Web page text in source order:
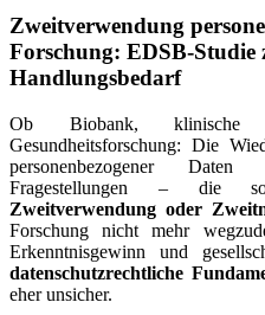
Zweitverwendung
Forschung: EDSB-Studie
Handlungsbedarf
Ob Biobank, klinische
Gesundheitsforschung: Die
personenbezogener
Fragestellungen – die
Zweitverwendung oder
Forschung nicht mehr
Erkenntnisgewinn und
datenschutzrechtliche
eher unsicher.